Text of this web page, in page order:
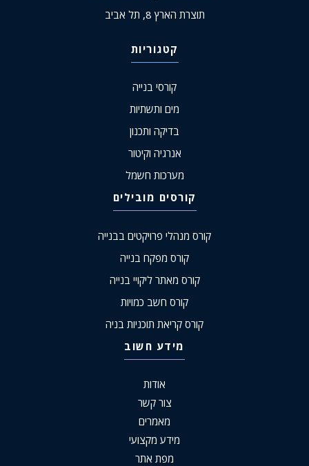
תוצרת הארץ 8, תל אביב
קטגוריות
קורסי בנייה
מים ותשתיות
בדיקה ותכנון
אנרגיה וקיטור
מערכות חשמל
קורסים מובילים
קורס מנהלי פרויקטים בבנייה
קורס מפקח בנייה
קורס מאתר ליקויי בנייה
קורס חשב כמויות
קורס קריאת תוכניות בניה
מידע חשוב
אודות
צור קשר
מאמרים
מידע מקצועי
מפת אתר